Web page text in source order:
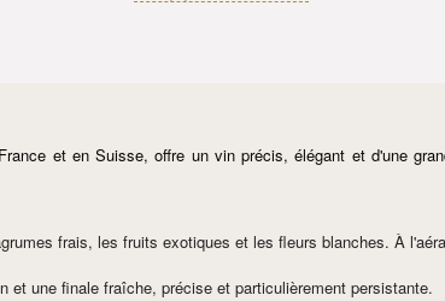
et en Suisse, offre un vin précis, élégant et d'une
frais, les fruits exotiques et les fleurs blanches. À
et une finale fraîche, précise et particulièrement persistante.